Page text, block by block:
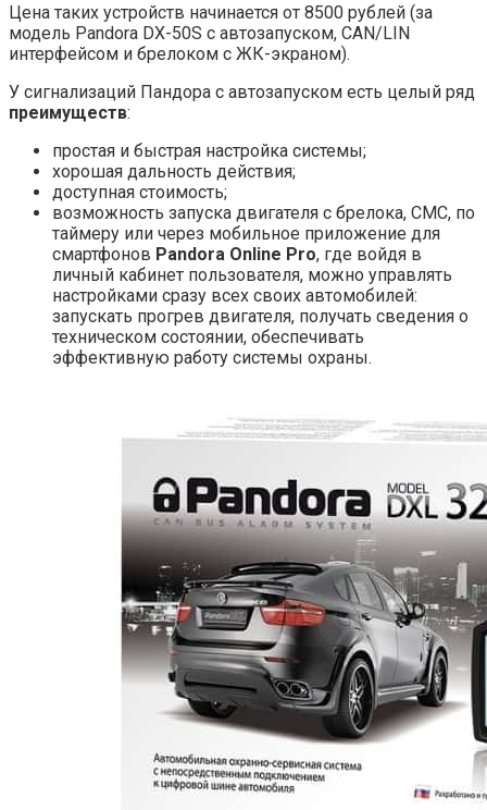
Цена таких устройств начинается от 8500 рублей (за
модель Pandora DX-50S с автозапуском, CAN/LIN
интерфейсом и брелоком с ЖК-экраном).
У сигнализаций Пандора с автозапуском есть целый ряд
преимуществ:
простая и быстрая настройка системы;
хорошая дальность действия;
доступная стоимость;
возможность запуска двигателя с брелока, СМС, по
таймеру или через мобильное приложение для
смартфонов Pandora Online Pro, где войдя в
личный кабинет пользователя, можно управлять
настройками сразу всех своих автомобилей:
запускать прогрев двигателя, получать сведения о
техническом состоянии, обеспечивать
эффективную работу системы охраны.